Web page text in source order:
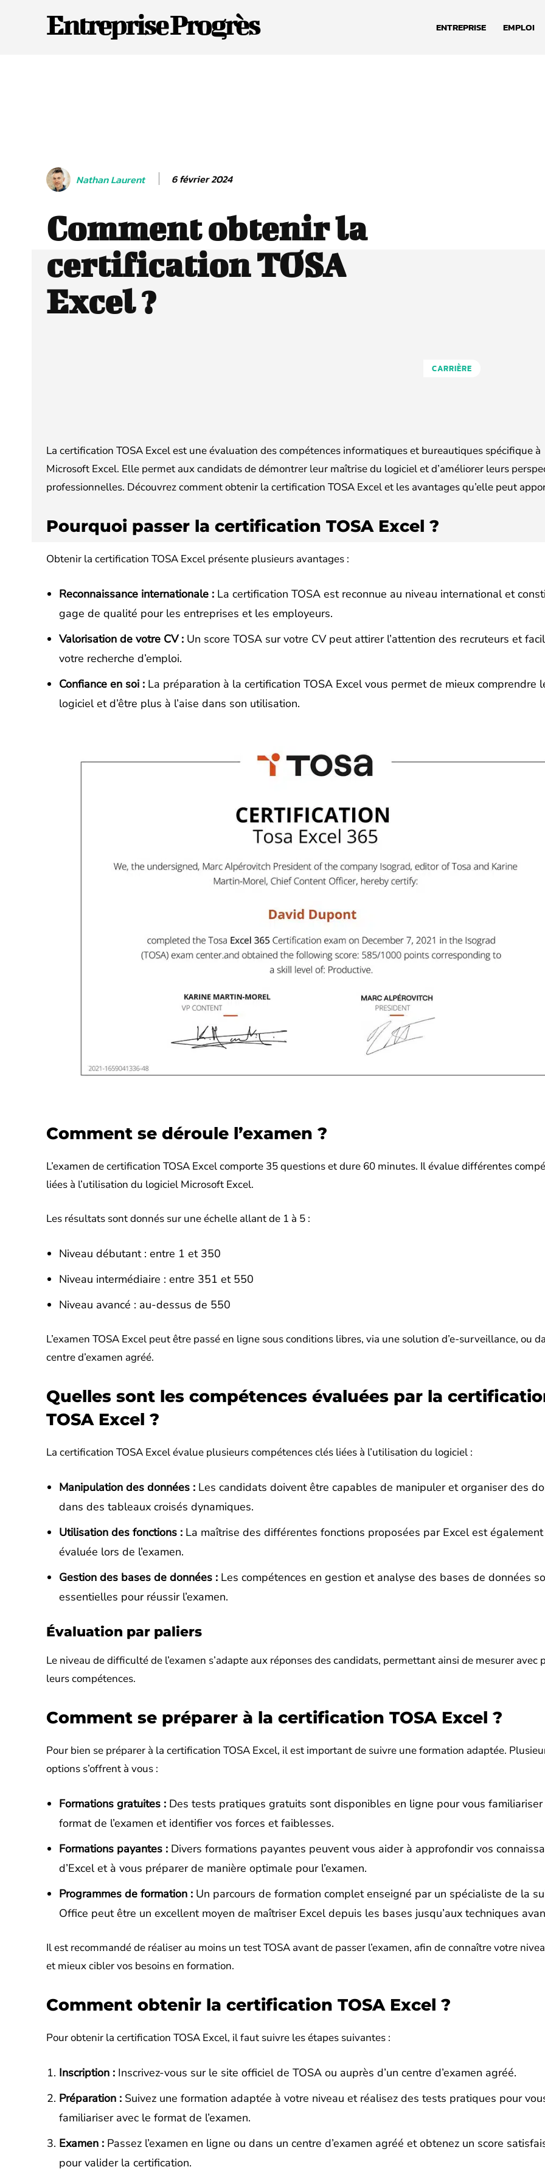
Entreprise Progrès ENTREPRISE EMPLOI
Nathan Laurent 6 février 2024
Comment obtenir la
certification TOSA
Excel ?
CARRIÈRE
La certification TOSA Excel est une évaluation des compétences informatiques et bureautiques spécifique à
Microsoft Excel. Elle permet aux candidats de démontrer leur maîtrise du logiciel et d’améliorer leurs
professionnelles. Découvrez comment obtenir la certification TOSA Excel et les avantages qu’elle peut
Pourquoi passer la certification TOSA Excel ?
Obtenir la certification TOSA Excel présente plusieurs avantages :
Reconnaissance internationale : La certification TOSA est reconnue au niveau international et
gage de qualité pour les entreprises et les employeurs.
Valorisation de votre CV : Un score TOSA sur votre CV peut attirer l’attention des recruteurs et
votre recherche d’emploi.
Confiance en soi : La préparation à la certification TOSA Excel vous permet de mieux comprendre
logiciel et d’être plus à l’aise dans son utilisation.
Comment se déroule l’examen ?
L’examen de certification TOSA Excel comporte 35 questions et dure 60 minutes. Il évalue différentes
liées à l’utilisation du logiciel Microsoft Excel.
Les résultats sont donnés sur une échelle allant de 1 à 5 :
Niveau débutant : entre 1 et 350
Niveau intermédiaire : entre 351 et 550
Niveau avancé : au-dessus de 550
L’examen TOSA Excel peut être passé en ligne sous conditions libres, via une solution d’e-surveillance, ou
centre d’examen agréé.
Quelles sont les compétences évaluées par la
TOSA Excel ?
La certification TOSA Excel évalue plusieurs compétences clés liées à l’utilisation du logiciel :
Manipulation des données : Les candidats doivent être capables de manipuler et organiser des
dans des tableaux croisés dynamiques.
Utilisation des fonctions : La maîtrise des différentes fonctions proposées par Excel est également
évaluée lors de l’examen.
Gestion des bases de données : Les compétences en gestion et analyse des bases de données
essentielles pour réussir l’examen.
Évaluation par paliers
Le niveau de difficulté de l’examen s’adapte aux réponses des candidats, permettant ainsi de mesurer avec
leurs compétences.
Comment se préparer à la certification TOSA Excel ?
Pour bien se préparer à la certification TOSA Excel, il est important de suivre une formation adaptée.
options s’offrent à vous :
Formations gratuites : Des tests pratiques gratuits sont disponibles en ligne pour vous familiariser
format de l’examen et identifier vos forces et faiblesses.
Formations payantes : Divers formations payantes peuvent vous aider à approfondir vos
d’Excel et à vous préparer de manière optimale pour l’examen.
Programmes de formation : Un parcours de formation complet enseigné par un spécialiste de la
Office peut être un excellent moyen de maîtriser Excel depuis les bases jusqu’aux techniques
Il est recommandé de réaliser au moins un test TOSA avant de passer l’examen, afin de connaître votre
et mieux cibler vos besoins en formation.
Comment obtenir la certification TOSA Excel ?
Pour obtenir la certification TOSA Excel, il faut suivre les étapes suivantes :
Inscription : Inscrivez-vous sur le site officiel de TOSA ou auprès d’un centre d’examen agréé.
Préparation : Suivez une formation adaptée à votre niveau et réalisez des tests pratiques pour
familiariser avec le format de l’examen.
Examen : Passez l’examen en ligne ou dans un centre d’examen agréé et obtenez un score
pour valider la certification.